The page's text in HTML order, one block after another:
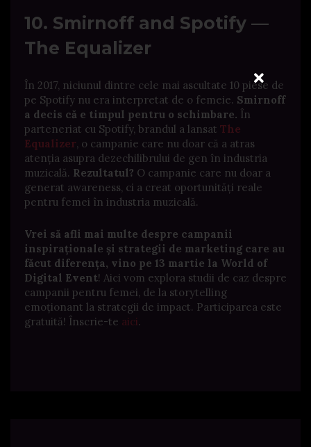
10. Smirnoff and Spotify —
The Equalizer
În 2017, niciunul dintre cele mai ascultate 10 piese de
pe Spotify nu era interpretat de o femeie. Smirnoff
a decis că e timpul pentru o schimbare. În
parteneriat cu Spotify, brandul a lansat The
Equalizer, o campanie care nu doar că a atras
atenția asupra dezechilibrului de gen în industria
muzicală. Rezultatul? O campanie care nu doar a
generat awareness, ci a creat oportunități reale
pentru femei în industria muzicală.
Vrei să afli mai multe despre campanii
inspiraționale și strategii de marketing care au
făcut diferența, vino pe 13 martie la World of
Digital Event! Aici vom explora studii de caz despre
campanii pentru femei, de la storytelling
emoționant la strategii de impact. Participarea este
gratuită! Înscrie-te aici.